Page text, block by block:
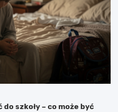
szkoły – co może być